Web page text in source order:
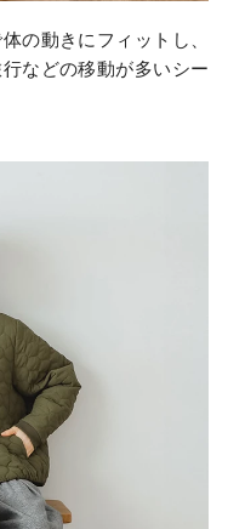
の動きにフィットし、
などの移動が多いシー